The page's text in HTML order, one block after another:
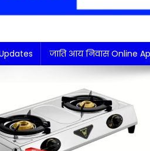
जाति आय निवास Online